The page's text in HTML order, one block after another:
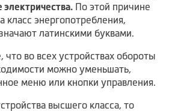
По этой причине
класс энергопотребления,
латинскими буквами.
что во всех устройствах обороты
можно уменьшать,
меню или кнопки управления.
высшего класса, то